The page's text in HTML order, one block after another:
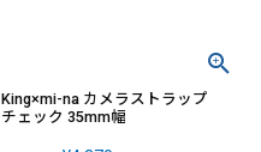
King×mi-na カメラストラップ
チェック 35mm幅